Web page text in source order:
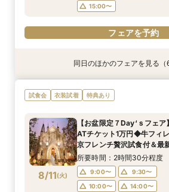
15:00〜
フェアを予約
特典あり
8/9(日)
LGBTQ＋FRIENDLY*レイ
フェア
8:45〜 14:00〜
フェアを予約
衣装試着 特典あり
8/9(日)
【子供と一緒に結婚式】フ
ペース付フェア
9:00〜
14:00〜
15:00〜
フェアを予約
衣装試着 特典あり
8/9(日)
【予算重視のお二人】全館
フェア（試食付）
9:00〜
14:00〜
15:00〜
フェアを予約
特典あり
8/9(日)
【家族で挙式＆会食】当館
ラン紹介フェア
9:00〜
10:00〜
14:00〜
15:00〜
16:00〜
フェアを予約
衣装試着 特典あり
8/9(日)
【初めての見学も安心】全
万試食付フェア
9:00〜
10:00〜
14:00〜
15:00〜
17:00〜
フェアを予約
8/9(日)
【自宅で60分】3邸宅を比
ンライン相談会
16:00〜
17:00〜
18:00〜
19:00〜
フェアを予約
同日のほかのフェアを見る（6
試食会 衣装試着 特典あり
8/11(火)
【お盆限定７Day‘ｓフェ
ATチケット1万円◆牛フィ
京フレンチ贅沢試食付＆最
示付きBIGフェア
所要時間：2時間30分程度
9:00〜
9:30〜
10:00〜
14:00〜